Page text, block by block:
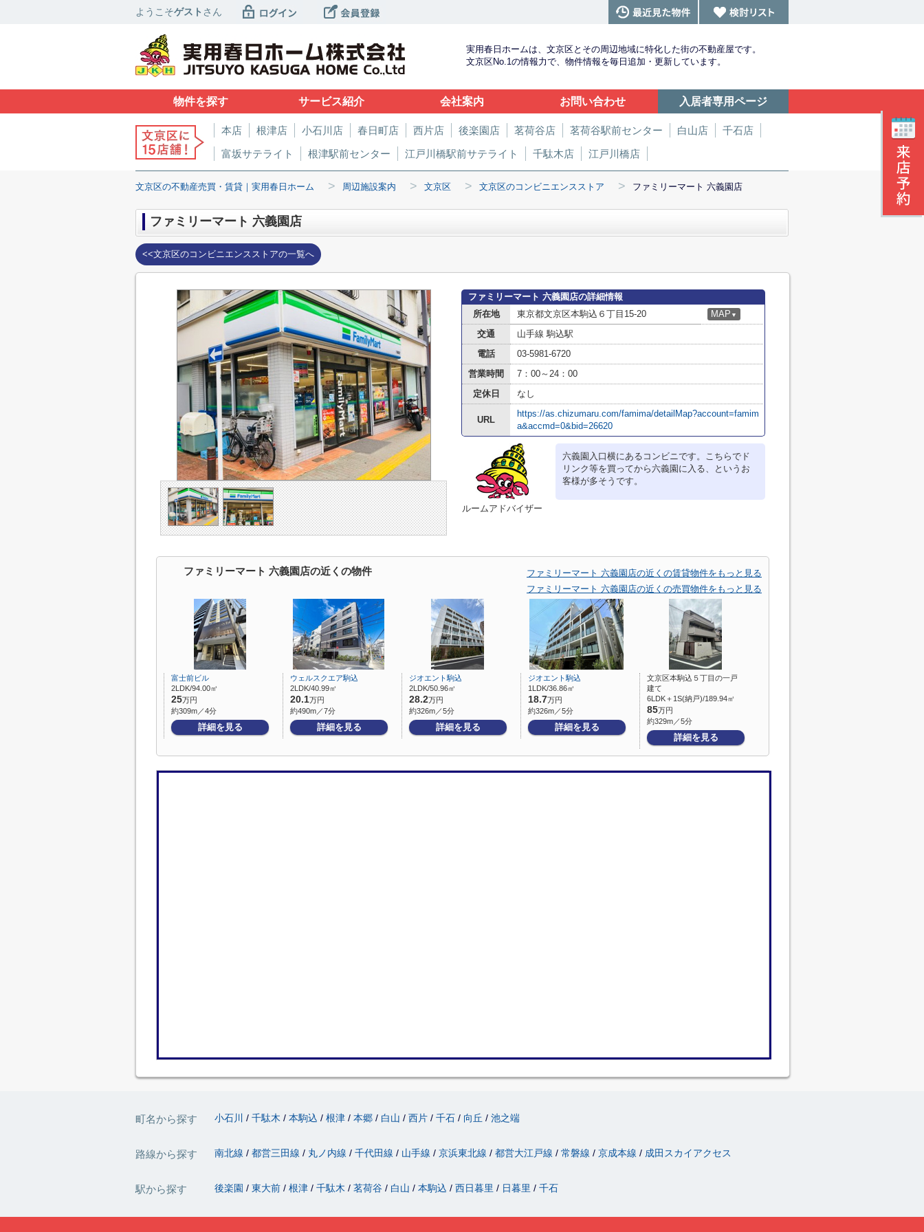
ようこそゲスト さん
実用春日ホームは、文京区とその周辺地域に特化した街の不動産屋です。
文京区No.1の情報力で、物件情報を毎日追加・更新しています。
物件を探す サービス紹介 会社案内 お問い合わせ 入居者専用ページ
本店 根津店 小石川店 春日町店 西片店 後楽園店 茗荷谷店 茗荷谷駅前センター 白山店
千石店
富坂サテライト
根津駅前センター 江戸川橋駅前サテライト 千駄木店 江戸川橋店
文京区の不動産売買・賃貸｜実用春日ホーム > 周辺施設案内 > 文京区 > 文京区のコンビニエンスストア > ファミリーマート 六義園店
ファミリーマート 六義園店
<<文京区のコンビニエンスストアの一覧へ
ファミリーマート 六義園店の詳細情報
所在地
東京都文京区本駒込６丁目15-20 MAP ▼
交通
山手線 駒込駅
電話
03-5981-6720
営業時間
7：00～24：00
定休日
なし
URL
https://as.chizumaru.com/famima/detailMap?account=famim
a&accmd=0&bid=26620
ルームアドバイザー
六義園入口横にあるコンビニです。こちらでド
リンク等を買ってから六義園に入る、というお
客様が多そうです。
ファミリーマート 六義園店の近くの物件
ファミリーマート 六義園店の近くの賃貸物件をもっと見る
ファミリーマート 六義園店の近くの売買物件をもっと見る
富士前ビル
2LDK/94.00㎡
25万円
約309m／4分
詳細を見る
ウェルスクエア駒込
2LDK/40.99㎡
20.1万円
約490m／7分
詳細を見る
ジオエント駒込
2LDK/50.96㎡
28.2万円
約326m／5分
詳細を見る
ジオエント駒込
1LDK/36.86㎡
18.7万円
約326m／5分
詳細を見る
文京区本駒込５丁目の一戸
建て
6LDK＋1S(納戸)/189.94㎡
85万円
約329m／5分
詳細を見る
町名から探す 小石川 千駄木 本駒込 根津 本郷 白山 西片 千石 向丘 池之端
路線から探す 南北線 都営三田線 丸ノ内線 千代田線 山手線 京浜東北線 都営大江戸線 常磐線 京成本線 成田スカイアクセス
駅から探す 後楽園 東大前 根津 千駄木 茗荷谷 白山 本駒込 西日暮里 日暮里 千石